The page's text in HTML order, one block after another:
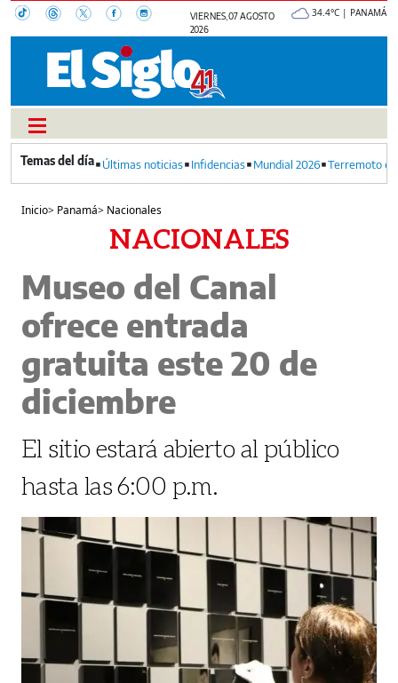
VIERNES, 07 AGOSTO
2026
34.4°C | PANAMÁ
Últimas noticias Infidencias Mundial 2026 Terremoto
Inicio> Panamá> Nacionales
NACIONALES
Museo del Canal
ofrece entrada
gratuita este 20 de
diciembre
El sitio estará abierto al público
hasta las 6:00 p.m.